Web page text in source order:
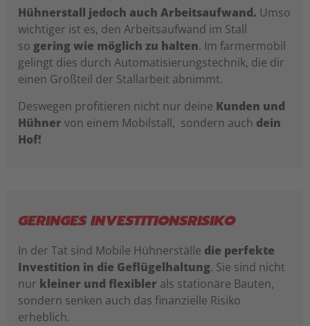
Hühnerstall jedoch auch Arbeitsaufwand. Umso
wichtiger ist es, den Arbeitsaufwand im Stall
so gering wie möglich zu halten. Im farmermobil
gelingt dies durch Automatisierungstechnik, die dir
einen Großteil der Stallarbeit abnimmt.
Deswegen profitieren nicht nur deine Kunden und
Hühner von einem Mobilstall, sondern auch dein
Hof!
GERINGES INVESTITIONSRISIKO
In der Tat sind Mobile Hühnerställe die perfekte
Investition in die Geflügelhaltung. Sie sind nicht
nur kleiner und flexibler als stationäre Bauten,
sondern senken auch das finanzielle Risiko
erheblich.